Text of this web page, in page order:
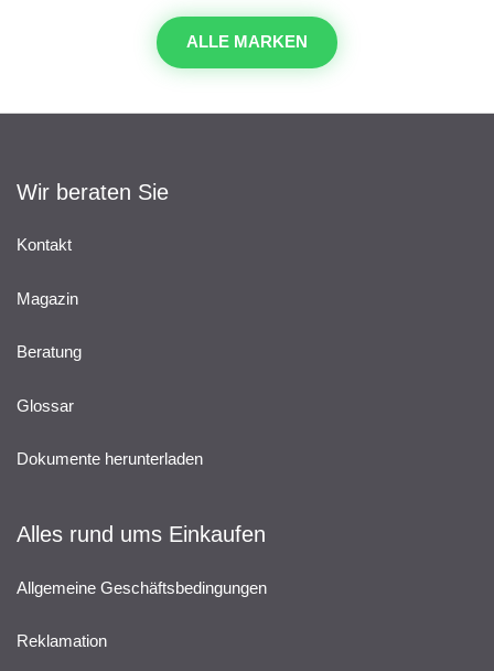
ALLE MARKEN
Wir beraten Sie
Kontakt
Magazin
Beratung
Glossar
Dokumente herunterladen
Alles rund ums Einkaufen
Allgemeine Geschäftsbedingungen
Reklamation